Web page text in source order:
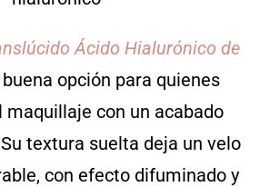
Ácido Hialurónico de
buena opción para quienes
maquillaje con un acabado
textura suelta deja un velo
con efecto difuminado y